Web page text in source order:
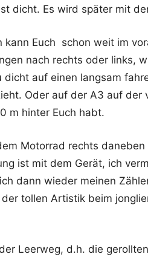
dicht. Es wird später mit
Euch schon weit im
nach rechts oder links,
dicht auf einen langsam
Oder auf der A3 auf
m hinter Euch habt.
Motorrad rechts
ist mit dem Gerät, ich
dann wieder meinen
tollen Artistik beim
Leerweg, d.h. die